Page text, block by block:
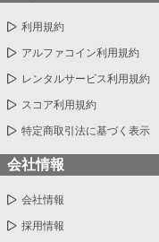
利用規約
アルファコイン利用規約
レンタルサービス利用規約
スコア利用規約
特定商取引法に基づく表示
会社情報
会社情報
採用情報